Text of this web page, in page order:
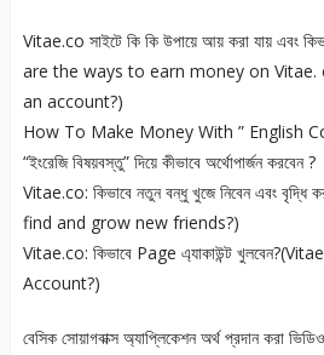
Vitae.co সাইটে কি কি উপায়ে আয় করা যায় এবং
are the ways to earn money on
an account?)
How To Make Money With ” English
“ইংরেজি বিষয়বস্তু” দিয়ে কীভাবে অর্থোপার্জন করবেন ?
Vitae.co: কিভাবে নতুন বন্ধু খুজে নিবেন এবং
find and grow new friends?)
Vitae.co: কিভাবে Page এ্যাকাউন্ট
Account?)
বেসিক সোয়াগবাক্স অ্যাপ্লিকেশন অর্থ প্রদান করা